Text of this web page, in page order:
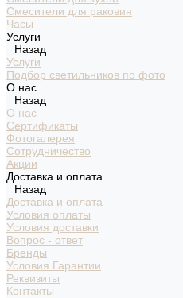
Смесители для раковин
Часы
Услуги
Назад
Услуги
Подбор светильников по фото
О нас
Назад
О нас
Сертификаты
Фотогалерея
Сотрудничество
Акции
Доставка и оплата
Назад
Доставка и оплата
Условия оплаты
Условия доставки
Вопрос - ответ
Бренды
Условия Гарантии
Реквизиты
Контакты